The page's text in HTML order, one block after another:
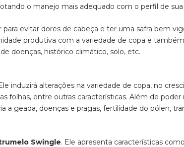
o manejo mais adequado com o perfil de
evitar dores de cabeça e ter uma safra bem
produtiva com a variedade de copa e
doenças, histórico climático, solo, etc.
induzirá alterações na variedade de copa, no
folhas, entre outras características. Além de
a geada, doenças e pragas, fertilidade do pólen,
Swingle. Ele apresenta características